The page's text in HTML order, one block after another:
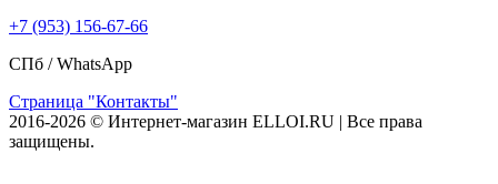
+7 (953) 156-67-66
СПб /WhatsApp
Страница "Контакты"
2016-2026 © Интернет-магазин ELLOI.RU | Все права
защищены.